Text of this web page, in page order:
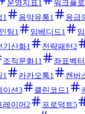
운영지표1 워크플로
1 음악유통1 응급
팅1 임베디드1
기산화1 전략패턴 2
조직문화11 좌표벡터
1 카카오톡1 캔버
이션3 클린코드1
레이머 2 프로덕트5